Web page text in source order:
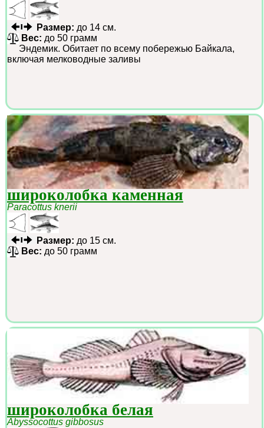
Размер: до 14 см.
Вес: до 50 грамм
Эндемик. Обитает по всему побережью Байкала,
включая мелководные заливы
широколобка каменная
Paracottus knerii
Размер: до 15 см.
Вес: до 50 грамм
широколобка белая
Abyssocottus gibbosus